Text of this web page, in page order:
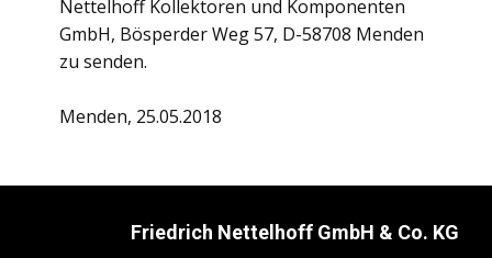
Nettelhoff Kollektoren und Komponenten
GmbH, Bösperder Weg 57, D-58708 Menden
zu senden.
Menden, 25.05.2018
Friedrich Nettelhoff GmbH & Co. KG